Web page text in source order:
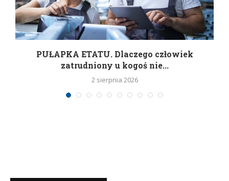
PUŁAPKA ETATU. Dlaczego człowiek
zatrudniony u kogoś nie...
2 sierpnia 2026